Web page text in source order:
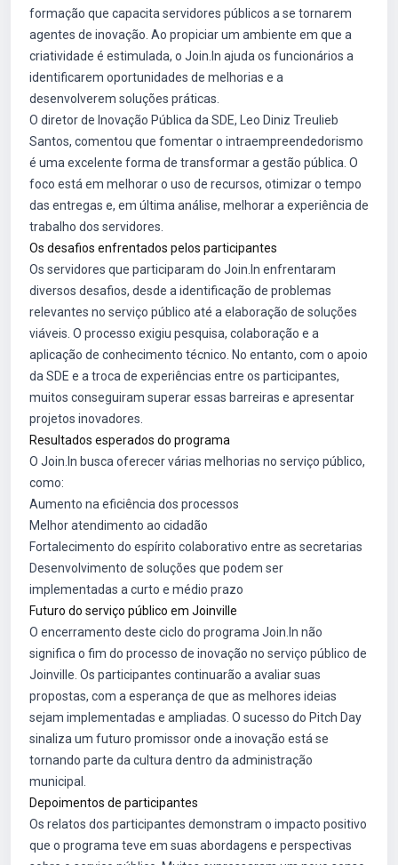
formação que capacita servidores públicos a se tornarem
agentes de inovação. Ao propiciar um ambiente em que a
criatividade é estimulada, o Join.In ajuda os funcionários a
identificarem oportunidades de melhorias e a
desenvolverem soluções práticas.
O diretor de Inovação Pública da SDE, Leo Diniz Treulieb
Santos, comentou que fomentar o intraempreendedorismo
é uma excelente forma de transformar a gestão pública. O
foco está em melhorar o uso de recursos, otimizar o tempo
das entregas e, em última análise, melhorar a experiência de
trabalho dos servidores.
Os desafios enfrentados pelos participantes
Os servidores que participaram do Join.In enfrentaram
diversos desafios, desde a identificação de problemas
relevantes no serviço público até a elaboração de soluções
viáveis. O processo exigiu pesquisa, colaboração e a
aplicação de conhecimento técnico. No entanto, com o apoio
da SDE e a troca de experiências entre os participantes,
muitos conseguiram superar essas barreiras e apresentar
projetos inovadores.
Resultados esperados do programa
O Join.In busca oferecer várias melhorias no serviço público,
como:
Aumento na eficiência dos processos
Melhor atendimento ao cidadão
Fortalecimento do espírito colaborativo entre as secretarias
Desenvolvimento de soluções que podem ser
implementadas a curto e médio prazo
Futuro do serviço público em Joinville
O encerramento deste ciclo do programa Join.In não
significa o fim do processo de inovação no serviço público de
Joinville. Os participantes continuarão a avaliar suas
propostas, com a esperança de que as melhores ideias
sejam implementadas e ampliadas. O sucesso do Pitch Day
sinaliza um futuro promissor onde a inovação está se
tornando parte da cultura dentro da administração
municipal.
Depoimentos de participantes
Os relatos dos participantes demonstram o impacto positivo
que o programa teve em suas abordagens e perspectivas